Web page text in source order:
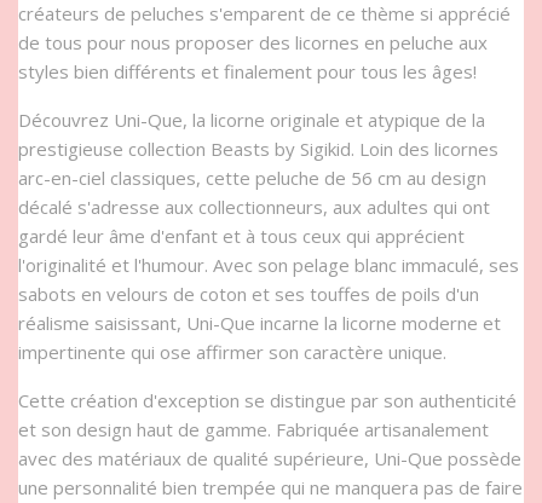
créateurs de peluches s'emparent de ce thème si apprécié
de tous pour nous proposer des licornes en peluche aux
styles bien différents et finalement pour tous les âges!
Découvrez Uni-Que, la licorne originale et atypique de la
prestigieuse collection Beasts by Sigikid. Loin des licornes
arc-en-ciel classiques, cette peluche de 56 cm au design
décalé s'adresse aux collectionneurs, aux adultes qui ont
gardé leur âme d'enfant et à tous ceux qui apprécient
l'originalité et l'humour. Avec son pelage blanc immaculé, ses
sabots en velours de coton et ses touffes de poils d'un
réalisme saisissant, Uni-Que incarne la licorne moderne et
impertinente qui ose affirmer son caractère unique.
Cette création d'exception se distingue par son authenticité
et son design haut de gamme. Fabriquée artisanalement
avec des matériaux de qualité supérieure, Uni-Que possède
une personnalité bien trempée qui ne manquera pas de faire